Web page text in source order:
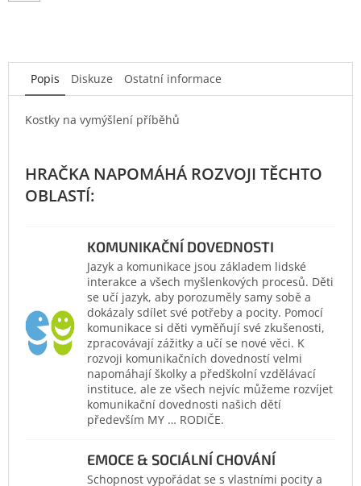
Popis Diskuze Ostatní informace
Kostky na vymýšlení příběhů
KOMUNIKAČNÍ DOVEDNOSTI
Jazyk a komunikace jsou základem lidské
interakce a všech myšlenkových procesů. Děti
se učí jazyk, aby porozuměly samy sobě a
dokázaly sdílet své potřeby a pocity. Pomocí
komunikace si děti vyměňují své zkušenosti,
zpracovávají zážitky a učí se nové věci. K
rozvoji komunikačních dovedností velmi
napomáhají školky a předškolní vzdělávací
instituce, ale ze všech nejvíc můžeme rozvíjet
komunikační dovednosti našich dětí
především MY … RODIČE.
EMOCE & SOCIÁLNÍ CHOVÁNÍ
Schopnost vypořádat se s vlastními pocity a